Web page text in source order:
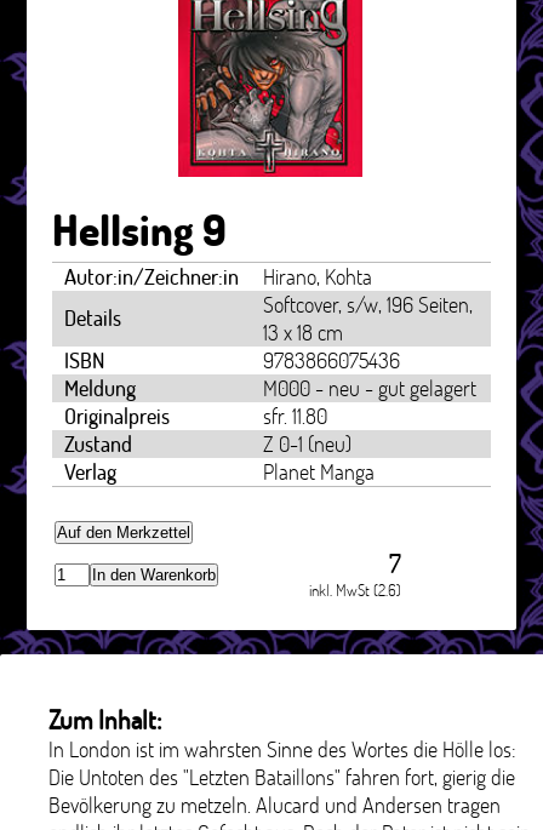
Hellsing 9
Autor:in/Zeichner:in
Hirano, Kohta
Details
Softcover, s/w, 196 Seiten,
13 x 18 cm
ISBN
9783866075436
Meldung
M000 - neu - gut gelagert
Originalpreis
sfr. 11.80
Zustand
Z 0-1 (neu)
Verlag
Planet Manga
Auf den Merkzettel
In den Warenkorb 7
inkl. MwSt (2.6)
Zum Inhalt:
In London ist im wahrsten Sinne des Wortes die Hölle los:
Die Untoten des "Letzten Bataillons" fahren fort, gierig die
Bevölkerung zu metzeln. Alucard und Andersen tragen